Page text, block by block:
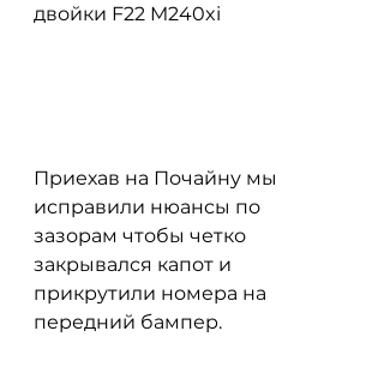
двойки F22 M240xi
Приехав на Почайну мы
исправили нюансы по
зазорам чтобы четко
закрывался капот и
прикрутили номера на
передний бампер.